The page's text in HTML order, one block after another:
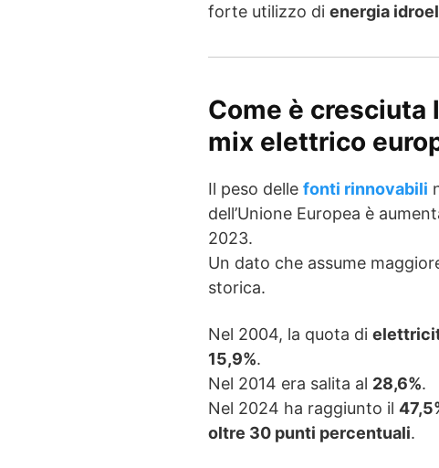
forte utilizzo di energia
Come è cresciuta
mix elettrico
Il peso delle fonti rinnovabili
dell’Unione Europea è
2023.
Un dato che assume
storica.
Nel 2004, la quota di
15,9%.
Nel 2014 era salita al 28,6%.
Nel 2024 ha raggiunto il
oltre 30 punti percentuali.